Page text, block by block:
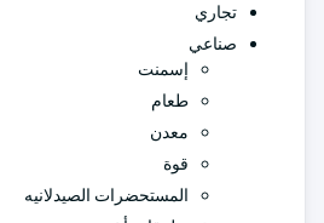
تجاري
صناعي
إسمنت
طعام
معدن
قوة
المستحضرات الصيدلانيه